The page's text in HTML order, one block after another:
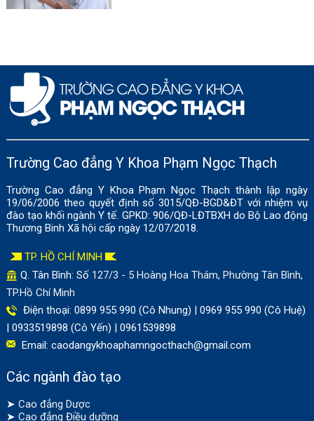
Trường Cao đẳng Y Khoa Phạm Ngọc Thạch
Trường Cao đẳng Y Khoa Phạm Ngọc Thạch thành lập ngày
19/06/2006 theo quyết định số 3015/QĐ-BGD&ĐT với nhiệm vụ
đào tạo khối ngành Y tế. GPKD: 906/QĐ-LĐTBXH do Bộ Lao động
Thương Binh Xã hội cấp ngày 12/07/2018.
TP. HỒ CHÍ MINH
Q. Tân Bình: Số 127/3 - 5 Hoàng Hoa Thám, Phường Tân Bình,
TP.Hồ Chí Minh
Điện thoại: 0899 955 990 (Cô Nhung) | 0969 955 990 (Cô Huệ)
| 0933519898 (Cô Yến) | 0961539898
Email: caodangykhoaphamngocthach@gmail.com
Các ngành đào tạo
➤ Cao đẳng Dược
➤ Cao đẳng Điều dưỡng